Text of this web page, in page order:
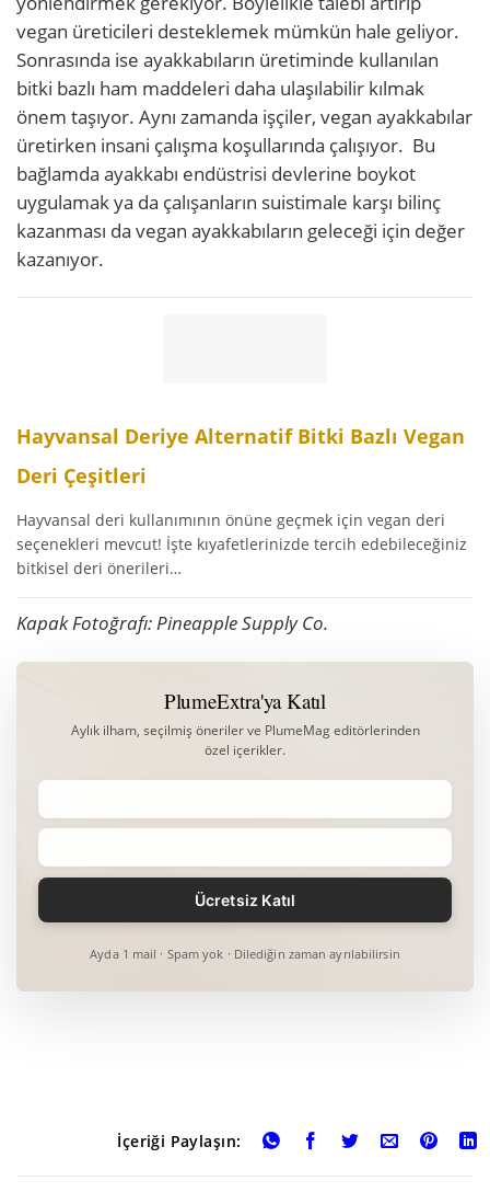
vegan üreticileri desteklemek mümkün hale geliyor.
Sonrasında ise ayakkabıların üretiminde kullanılan
bitki bazlı ham maddeleri daha ulaşılabilir kılmak
önem taşıyor. Aynı zamanda işçiler, vegan ayakkabılar
üretirken insani çalışma koşullarında çalışıyor. Bu
bağlamda ayakkabı endüstrisi devlerine boykot
uygulamak ya da çalışanların suistimale karşı bilinç
kazanması da vegan ayakkabıların geleceği için değer
kazanıyor.
Hayvansal Deriye Alternatif Bitki Bazlı Vegan
Deri Çeşitleri
Hayvansal deri kullanımının önüne geçmek için vegan deri
seçenekleri mevcut! İşte kıyafetlerinizde tercih edebileceğiniz
bitkisel deri önerileri…
Kapak Fotoğrafı: Pineapple Supply Co.
PlumeExtra'ya Katıl
Aylık ilham, seçilmiş öneriler ve PlumeMag editörlerinden
özel içerikler.
Ayda 1 mail · Spam yok · Dilediğin zaman ayrılabilirsin
İçeriği Paylaşın: